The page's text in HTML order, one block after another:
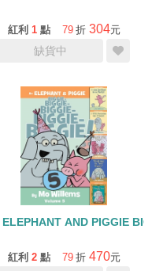
紅利 1 點 79 折 304元
缺貨中
& PIGGIEAND PIGGIE
紅利 2 點 79 折 470元